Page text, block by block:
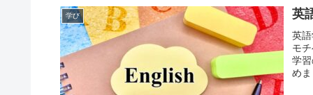
学び 英
英
モ
学
めま